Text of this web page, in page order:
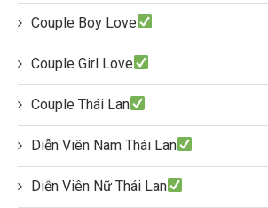
Couple Boy Love
Couple Girl Love
Couple Thái Lan
Diễn Viên Nam Thái Lan
Diễn Viên Nữ Thái Lan